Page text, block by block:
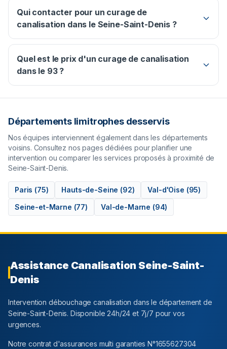
Qui contacter pour un curage de
canalisation dans le Seine-Saint-Denis ?
Quel est le prix d'un curage de canalisation
dans le 93 ?
Départements limitrophes desservis
Nos équipes interviennent également dans les départements
voisins. Consultez nos pages dédiées pour planifier une
intervention ou comparer les services proposés à proximité de
Seine-Saint-Denis.
Paris (75) Hauts-de-Seine (92) Val-d'Oise (95)
Seine-et-Marne (77) Val-de-Marne (94)
Assistance Canalisation Seine-Saint-
Denis
Intervention débouchage canalisation dans le département de
Seine-Saint-Denis. Disponible 24h/24 et 7j/7 pour vos
urgences.
Notre contrat d'assurances multi garanties N°1655627304